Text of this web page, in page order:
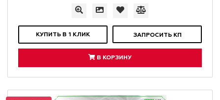
КУПИТЬ В 1 КЛИК ЗАПРОСИТЬ КП
В КОРЗИНУ